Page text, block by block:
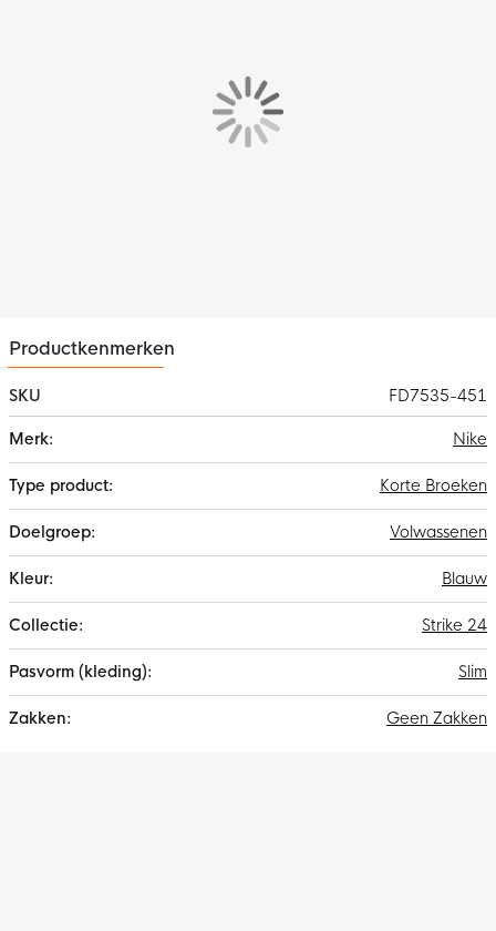
Het Nike Strike trainingsbroekje wordt gekenmerkt door de
bekende Nike Swoosh. Het trainingsbroekje bevat een design
met inzetstuk. Dit zorgt voor extra flexibiliteit.
Productkenmerken
SKU
FD7535-451
informatie
Nike
Korte Broeken
Volwassenen
Blauw
Strike 24
Slim
Geen Zakken